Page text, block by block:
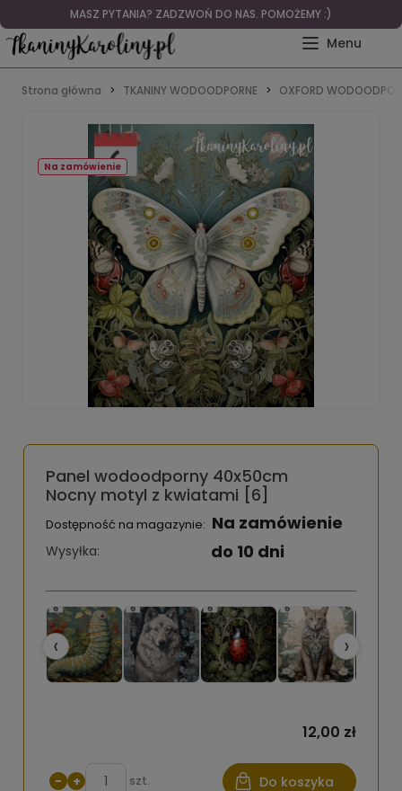
MASZ PYTANIA? ZADZWOŃ DO NAS. POMOŻEMY :)
Strona główna TKANINY WODOODPORNE OXFORD
Na zamówienie
Panel wodoodporny 40x50cm
Nocny motyl z kwiatami [6]
Dostępność na magazynie: Na zamówienie
Wysyłka: do 10 dni
‹ ›
12,00 zł
− + szt. Do koszyka